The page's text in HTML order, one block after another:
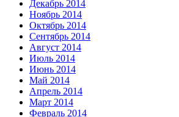
Декабрь 2014
Ноябрь 2014
Октябрь 2014
Сентябрь 2014
Август 2014
Июль 2014
Июнь 2014
Май 2014
Апрель 2014
Март 2014
Февраль 2014